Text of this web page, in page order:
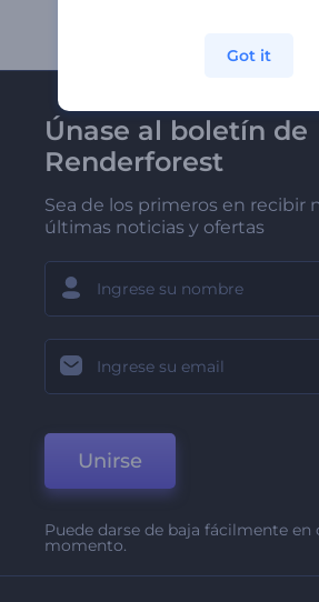
Únase al boletín de
Renderforest
Sea de los primeros en recibir
últimas noticias y ofertas
Unirse
Puede darse de baja fácilmente en
momento.
Got it